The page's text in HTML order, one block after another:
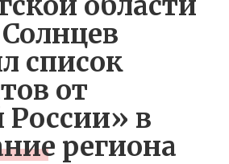
список
от
в
региона